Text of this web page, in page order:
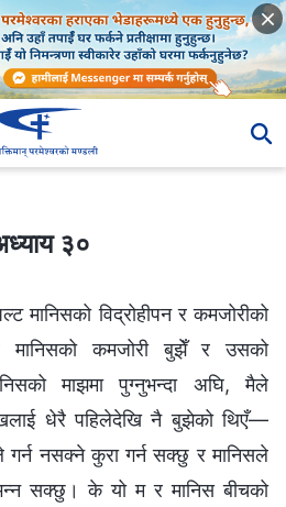
३०
मानिसको विद्रोहीपन र कमजोरीको
मानिसको कमजोरी बुझेँ र उसको
माझमा पुग्नुभन्दा अघि, मैले
धेरै पहिलेदेखि नै बुझेको थिएँ—
गर्न नसक्ने कुरा गर्न सक्छु र मानिसले
सक्छु। के यो म र मानिस बीचको